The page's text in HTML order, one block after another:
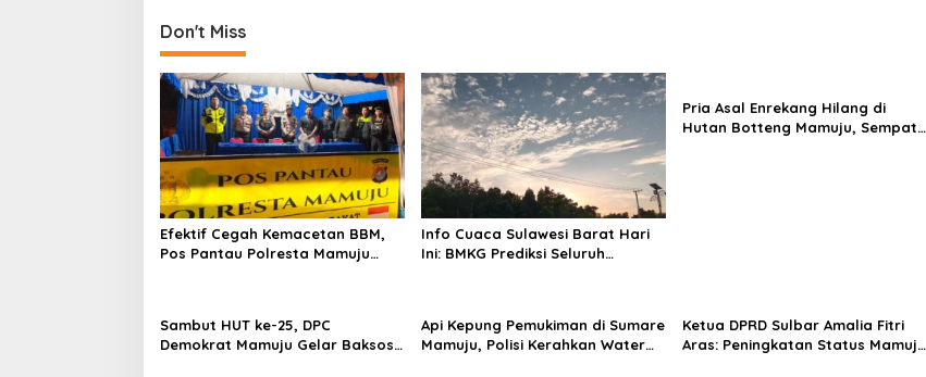
Don't Miss
Efektif Cegah Kemacetan BBM,
Pos Pantau Polresta Mamuju
Info Cuaca Sulawesi Barat Hari
Ini: BMKG Prediksi Seluruh
Pria Asal Enrekang Hilang di
Hutan Botteng Mamuju, Sempat
Sambut HUT ke-25, DPC
Demokrat Mamuju Gelar Baksos
Api Kepung Pemukiman di Sumare
Mamuju, Polisi Kerahkan Water
Ketua DPRD Sulbar Amalia Fitri
Aras: Peningkatan Status Mamuju